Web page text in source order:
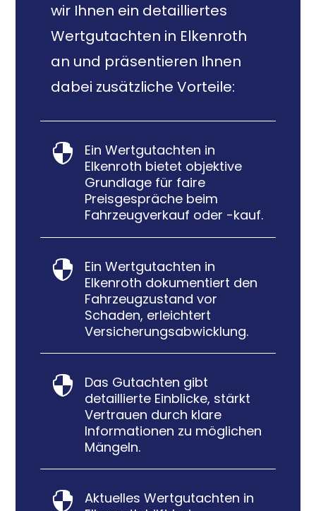
wir Ihnen ein detailliertes
Wertgutachten in Elkenroth
an und präsentieren Ihnen
dabei zusätzliche Vorteile:

Ein Wertgutachten in
Elkenroth bietet objektive
Grundlage für faire
Preisgespräche beim
Fahrzeugverkauf oder -kauf.

Ein Wertgutachten in
Elkenroth dokumentiert den
Fahrzeugzustand vor
Schaden, erleichtert
Versicherungsabwicklung.

Das Gutachten gibt
detaillierte Einblicke, stärkt
Vertrauen durch klare
Informationen zu möglichen
Mängeln.

Aktuelles Wertgutachten in